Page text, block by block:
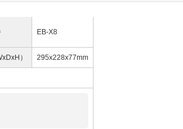
EB-X8
） 295x228x77mm